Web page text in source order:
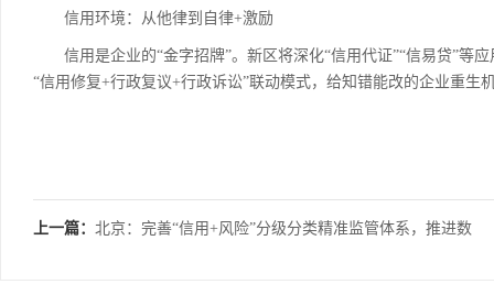
信用环境：从他律到自律+激励
信用是企业的“金字招牌”。新区将深化“信用代证”“信易贷”等
“信用修复+行政复议+行政诉讼”联动模式，给知错能改的企业重
上一篇： 北京：完善“信用+风险”分级分类精准监管体系，推进数